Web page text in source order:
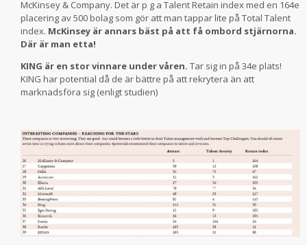
McKinsey & Company. Det är p g a Talent Retain index med en 164e
placering av 500 bolag som gör att man tappar lite på Total Talent
index. McKinsey är annars bäst på att få ombord stjärnorna.
Där är man etta!
KING är en stor vinnare under våren. Tar sig in på 34e plats!
KING har potential då de är bättre på att rekrytera än att
marknadsföra sig (enligt studien)